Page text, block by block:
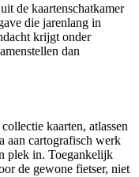
de kaartenschatkamer
die jarenlang in
krijgt onder
dan
kaarten, atlassen
aan cartografisch werk
plek in. Toegankelijk
de gewone fietser, niet